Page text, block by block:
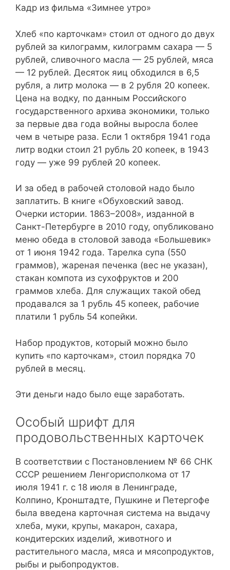
Кадр из фильма «Зимнее утро»
Хлеб «по карточкам» стоил от одного до двух
рублей за килограмм, килограмм сахара — 5
рублей, сливочного масла — 25 рублей, мяса
— 12 рублей. Десяток яиц обходился в 6,5
рубля, а литр молока — в 2 рубля 20 копеек.
Цена на водку, по данным Российского
государственного архива экономики, только
за первые два года войны выросла более
чем в четыре раза. Если 1 октября 1941 года
литр водки стоил 21 рубль 20 копеек, в 1943
году — уже 99 рублей 20 копеек.
И за обед в рабочей столовой надо было
заплатить. В книге «Обуховский завод.
Очерки истории. 1863–2008», изданной в
Санкт-Петербурге в 2010 году, опубликовано
меню обеда в столовой завода «Большевик»
от 1 июня 1942 года. Тарелка супа (550
граммов), жареная печенка (вес не указан),
стакан компота из сухофруктов и 200
граммов хлеба. Для служащих такой обед
продавался за 1 рубль 45 копеек, рабочие
платили 1 рубль 54 копейки.
Набор продуктов, который можно было
купить «по карточкам», стоил порядка 70
рублей в месяц.
Эти деньги надо было еще заработать.
Особый шрифт для
продовольственных карточек
В соответствии с Постановлением № 66 СНК
СССР решением Ленгорисполкома от 17
июля 1941 г. с 18 июля в Ленинграде,
Колпино, Кронштадте, Пушкине и Петергофе
была введена карточная система на выдачу
хлеба, муки, крупы, макарон, сахара,
кондитерских изделий, животного и
растительного масла, мяса и мясопродуктов,
рыбы и рыбопродуктов.